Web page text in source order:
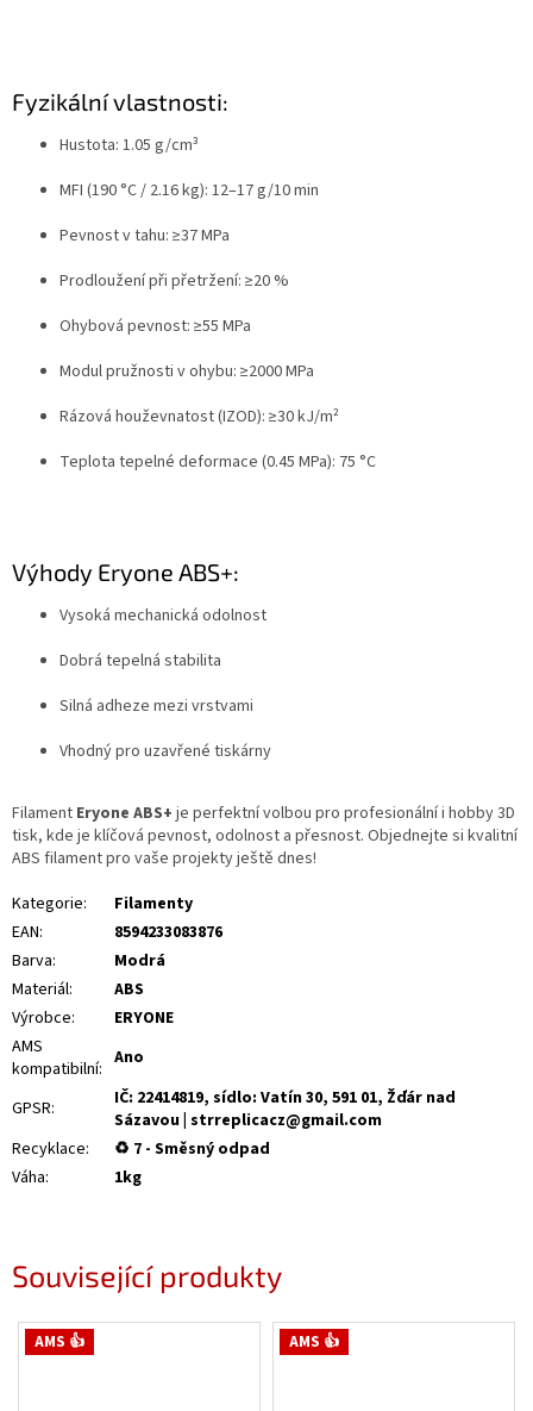
Související produkty
AMS 👍 AMS 👍
Fyzikální vlastnosti:
Hustota: 1.05 g/cm³
MFI (190 °C / 2.16 kg): 12–17 g/10 min
Pevnost v tahu: ≥37 MPa
Prodloužení při přetržení: ≥20 %
Ohybová pevnost: ≥55 MPa
Modul pružnosti v ohybu: ≥2000 MPa
Rázová houževnatost (IZOD): ≥30 kJ/m²
Teplota tepelné deformace (0.45 MPa): 75 °C
Výhody Eryone ABS+:
Vysoká mechanická odolnost
Dobrá tepelná stabilita
Silná adheze mezi vrstvami
Vhodný pro uzavřené tiskárny
Filament Eryone ABS+ je perfektní volbou pro profesionální i hobby 3D
tisk, kde je klíčová pevnost, odolnost a přesnost. Objednejte si kvalitní
ABS filament pro vaše projekty ještě dnes!
Kategorie:
Filamenty
EAN:
8594233083876
Barva:
Modrá
Materiál:
ABS
Výrobce:
ERYONE
AMS
kompatibilní: Ano
GPSR:
IČ: 22414819, sídlo: Vatín 30, 591 01, Žďár nad
Sázavou | strreplicacz@gmail.com
Recyklace:
♻ 7 - Směsný odpad
Váha: 1kg